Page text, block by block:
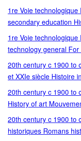
Scolaire lycée général
1re Voie
secondary education
et tech
1re Voie
technology general
Mathématiques
20th century c 1900 to
et XXIe siècle Histoire
North America (USA
20th century c 1900 to
History of art
20th century c 1900 to
historiques Romans